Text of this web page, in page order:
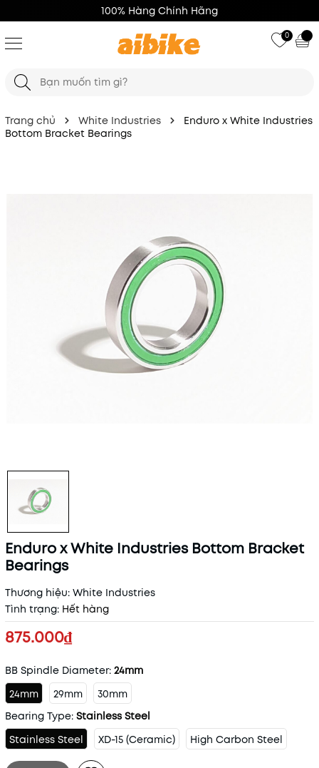
100% Hàng Chính Hãng
0
Trang chủ White Industries
Enduro x White Industries
Bottom Bracket Bearings
Enduro x White Industries Bottom Bracket
Bearings
Thương hiệu: White Industries
Tình trạng: Hết hàng
875.000₫
BB Spindle Diameter: 24mm
24mm
29mm
30mm
Bearing Type: Stainless Steel
Stainless Steel
XD-15 (Ceramic) High Carbon Steel